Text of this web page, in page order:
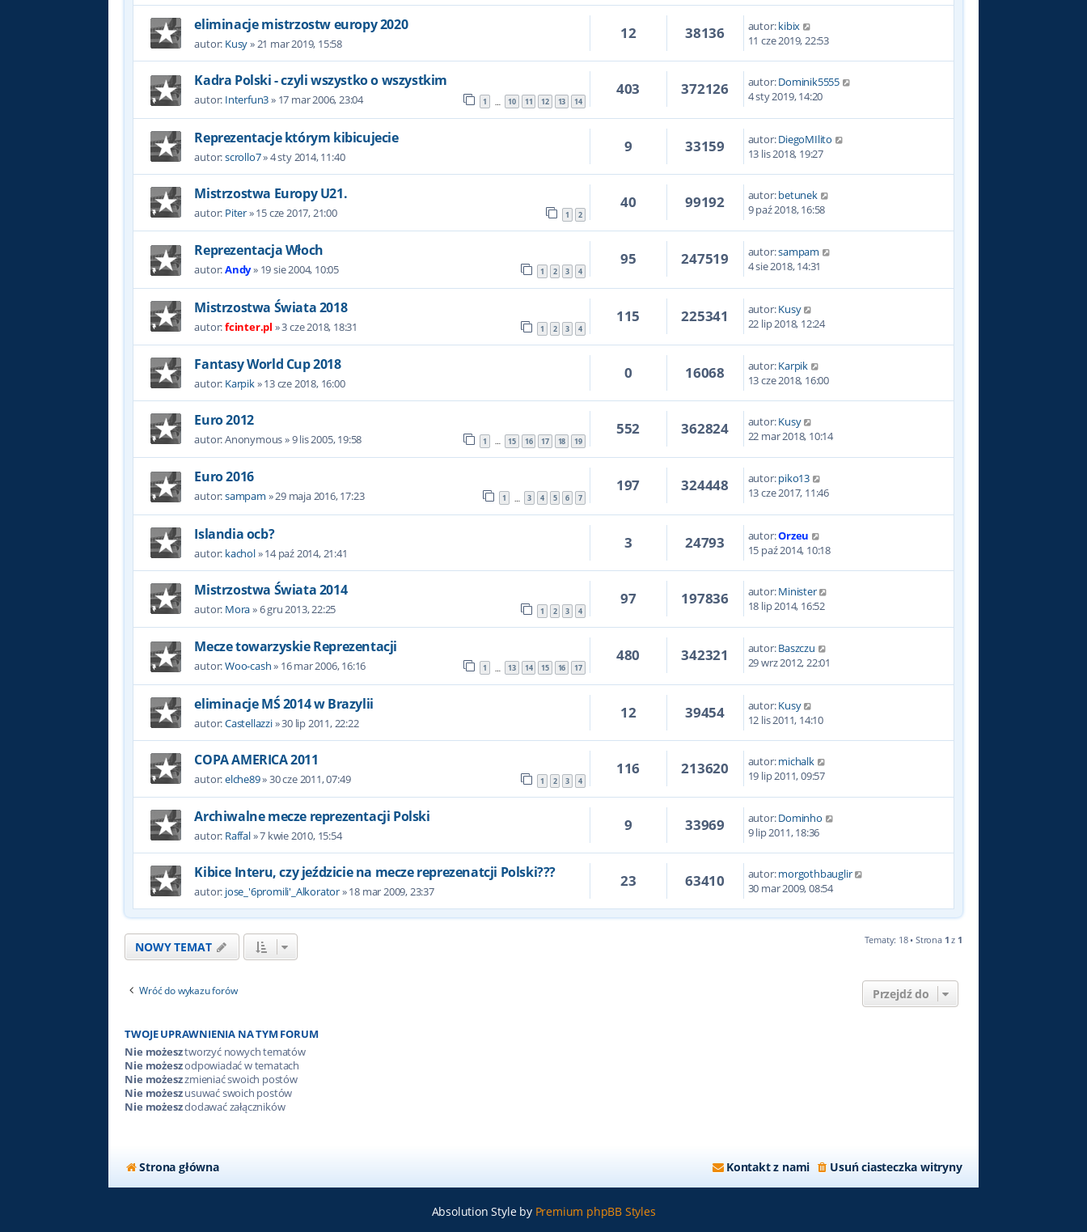
eliminacje mistrzostw europy 2020
autor: Kusy»21 mar 2019, 15:58
12 38136 autor:kibix
11 cze 2019, 22:53
Kadra Polski - czyli wszystko o wszystkim
autor: Interfun3» 17 mar 2006, 23:04 1 … 10 11 12 13 14
403 372126 autor:Dominik5555
4 sty 2019, 14:20
Reprezentacje którym kibicujecie
autor:scrollo7»4 sty 2014, 11:40
9 33159 autor:DiegoMIlito
13 lis 2018, 19:27
Mistrzostwa Europy U21.
autor: Piter»15 cze 2017, 21:00 1 2
40 99192 autor:betunek
9 paź 2018, 16:58
Reprezentacja Włoch
autor:Andy» 19 sie 2004, 10:05 1 2 3 4
95 247519 autor:sampam
4 sie 2018, 14:31
Mistrzostwa Świata 2018
autor:fcinter.pl »3 cze 2018, 18:31 1 2 3 4
115 225341 autor:Kusy
22 lip 2018, 12:24
Fantasy World Cup 2018
autor: Karpik»13 cze 2018, 16:00
0 16068 autor:Karpik
13 cze 2018, 16:00
Euro 2012
autor:Anonymous»9 lis 2005, 19:58 1 … 15 16 17 18 19
552 362824 autor:Kusy
22 mar 2018, 10:14
Euro 2016
autor:sampam »29 maja 2016, 17:23 1 … 3 4 5 6 7
197 324448 autor:piko13
13 cze 2017, 11:46
Islandia ocb?
autor: kachol»14 paź 2014, 21:41
3 24793 autor:Orzeu
15 paź 2014, 10:18
Mistrzostwa Świata 2014
autor: Mora»6 gru 2013, 22:25 1 2 3 4
97 197836 autor:Minister
18 lip 2014, 16:52
Mecze towarzyskie Reprezentacji
autor:Woo-cash» 16 mar 2006, 16:16 1 … 13 14 15 16 17
480 342321 autor:Baszczu
29 wrz 2012, 22:01
eliminacje MŚ 2014 w Brazylii
autor:Castellazzi»30 lip 2011, 22:22
12 39454 autor:Kusy
12 lis 2011, 14:10
COPA AMERICA 2011
autor:elche89»30 cze 2011, 07:49 1 2 3 4
116 213620 autor:michalk
19 lip 2011, 09:57
Archiwalne mecze reprezentacji Polski
autor: Raffal»7 kwie 2010, 15:54
9 33969 autor:Dominho
9 lip 2011, 18:36
Kibice Interu, czy jeździcie na mecze reprezenatcji Polski???
autor: jose_'6promili'_Alkorator»18 mar 2009, 23:37
23 63410 autor:morgothbauglir
30 mar 2009, 08:54
NOWY TEMAT Tematy: 18 • Strona 1 z 1
Wróć do wykazu forów Przejdź do
TWOJE UPRAWNIENIA NA TYM FORUM
Nie możesztworzyć nowych tematów
Nie możeszodpowiadać w tematach
Nie możeszzmieniać swoich postów
Nie możeszusuwać swoich postów
Nie możeszdodawać załączników
Strona główna Usuń ciasteczka witryny
Kontakt z nami
Absolution Style by Premium phpBB Styles